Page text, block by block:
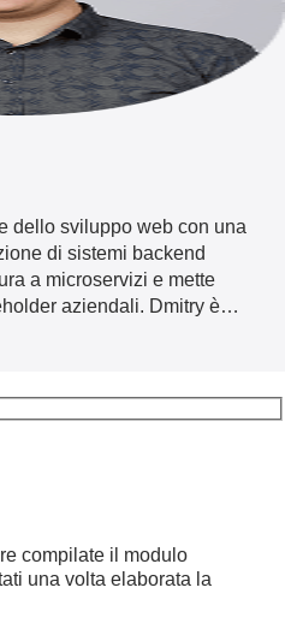
dello sviluppo web con una
di sistemi backend
a microservizi e mette
aziendali. Dmitry è
e di promozione di
compilate il modulo
una volta elaborata la